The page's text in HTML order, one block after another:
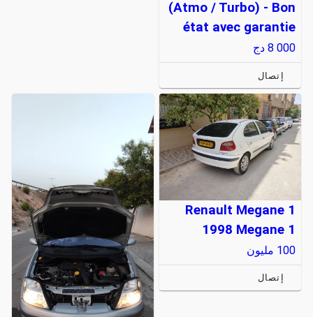
(Atmo / Turbo) - Bon
état avec garantie
8 000 دج
إتصال
Renault Megane 1
1998 Megane 1
100 مليون
إتصال